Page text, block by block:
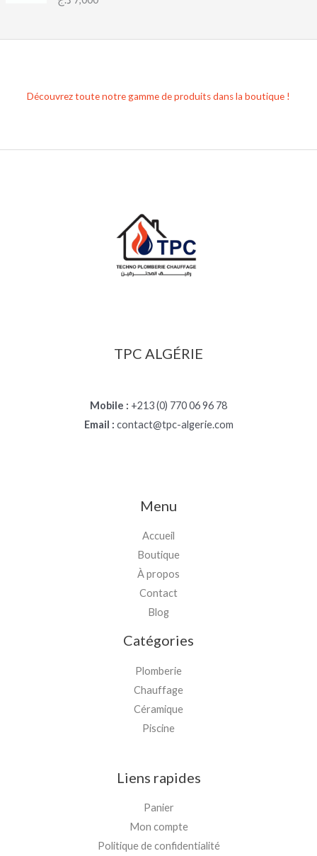
Découvrez toute notre gamme de produits dans la boutique !
TPC ALGÉRIE
Mobile : +213 (0) 770 06 96 78
Email : contact@tpc-algerie.com
Menu
Accueil
Boutique
À propos
Contact
Blog
Catégories
Plomberie
Chauffage
Céramique
Piscine
Liens rapides
Panier
Mon compte
Politique de confidentialité